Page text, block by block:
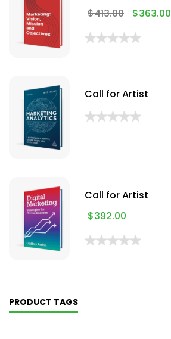
$413.00 $363.00
Call for Artist
Call for Artist
$392.00
PRODUCT TAGS